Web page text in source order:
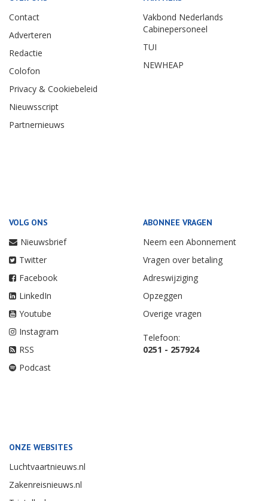
Contact
Adverteren
Redactie
Colofon
Privacy & Cookiebeleid
Nieuwsscript
Partnernieuws
Vakbond Nederlands
Cabinepersoneel
TUI
NEWHEAP
VOLG ONS
Nieuwsbrief
Twitter
Facebook
LinkedIn
Youtube
Instagram
RSS
Podcast
ABONNEE VRAGEN
Neem een Abonnement
Vragen over betaling
Adreswijziging
Opzeggen
Overige vragen
Telefoon:
0251 - 257924
ONZE WEBSITES
Luchtvaartnieuws.nl
Zakenreisnieuws.nl